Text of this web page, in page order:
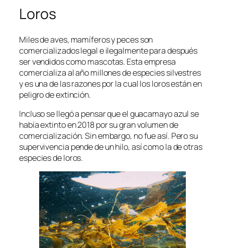
Loros
Miles de aves, mamíferos y peces son
comercializados legal e ilegalmente para después
ser vendidos como mascotas. Esta empresa
comercializa al año millones de especies silvestres
y es una de las razones por la cual los loros están en
peligro de extinción.
Incluso se llegó a pensar que el guacamayo azul se
había extinto en 2018 por su gran volumen de
comercialización. Sin embargo, no fue así. Pero su
supervivencia pende de un hilo, así como la de otras
especies de loros.